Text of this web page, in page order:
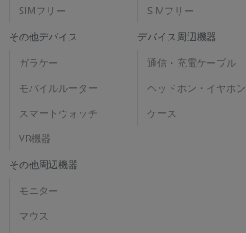
SIMフリー
SIMフリー
その他デバイス
ガラケー
モバイルルーター
スマートウォッチ
VR機器
デバイス周辺機器
通信・充電ケーブル
ヘッドホン・イヤホン
ケース
その他周辺機器
モニター
マウス